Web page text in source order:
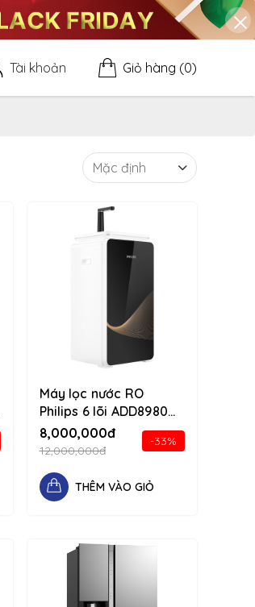
Tài khoản Giỏ hàng (0)
Máy lọc nước RO
Philips 6 lõi ADD8980
1234 d-flex flex-
column
8,000,000đ
12,000,000đ
-33%
THÊM VÀO GIỎ